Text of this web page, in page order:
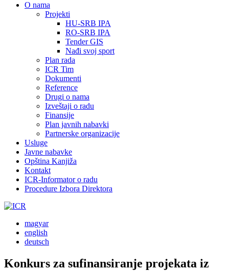
О nama
Projekti
HU-SRB IPA
RO-SRB IPA
Tender GIS
Nađi svoj sport
Plan rada
ICR Tim
Dokumenti
Reference
Drugi o nama
Izveštaji o radu
Finansije
Plan javnih nabavki
Partnerske organizacije
Usluge
Javne nabavke
Opština Kanjiža
Kontakt
ICR-Informator o radu
Procedure Izbora Direktora
magyar
english
deutsch
Konkurs za sufinansiranje projekata iz